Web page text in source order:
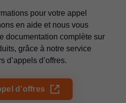
pour votre appel
en aide et nous vous
documentation complète sur
grâce à notre service
d’appels d’offres.
d’offres